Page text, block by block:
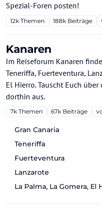
Spezial-Foren posten!
12k Themen 188k Beiträge
Kanaren
Im Reiseforum Kanaren
Teneriffa, Fuerteventura, Lanzarote, La Palma, La
El Hierro. Tauscht Euch
dorthin aus.
7k Themen 67k Beiträge
Gran Canaria
Teneriffa
Fuerteventura
Lanzarote
La Palma, La Gomera, El